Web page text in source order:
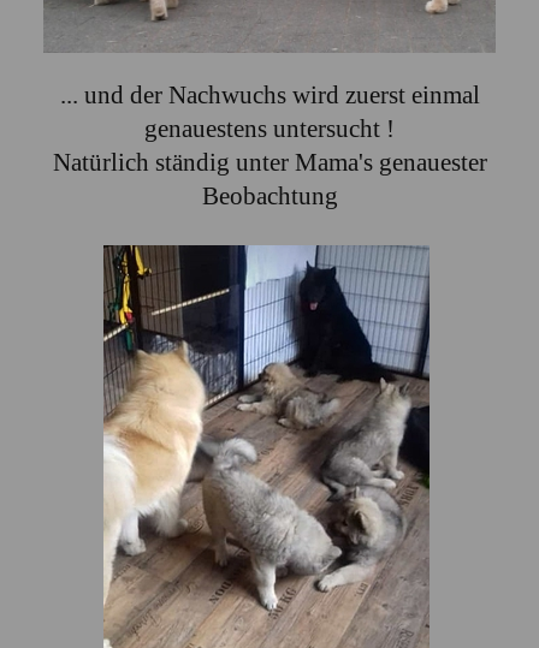
... und der Nachwuchs wird zuerst einmal
genauestens untersucht !
Natürlich ständig unter Mama's genauester
Beobachtung